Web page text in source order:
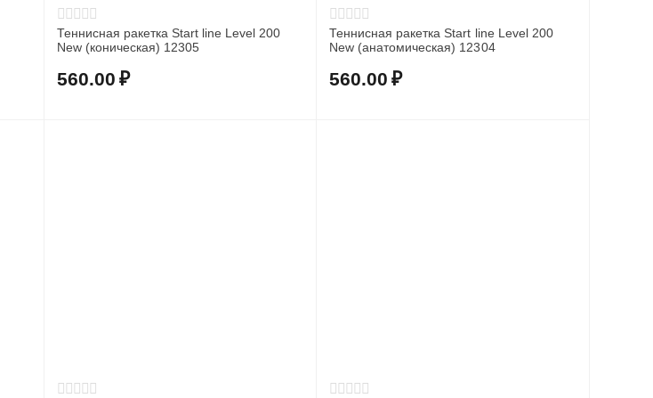
Теннисная ракетка Start line Level 200
New (коническая) 12305
560.00 ₽
Теннисная ракетка Start line Level 200
New (анатомическая) 12304
560.00 ₽